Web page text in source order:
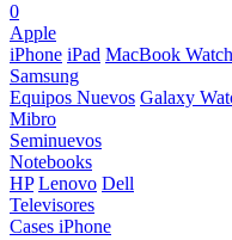
0
Apple
iPhone iPad MacBook Watch
Samsung
Equipos Nuevos Galaxy
Mibro
Seminuevos
Notebooks
HP Lenovo Dell
Televisores
Cases iPhone